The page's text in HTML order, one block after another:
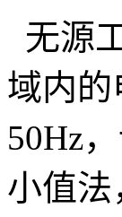
无源
域内
50Hz
小值